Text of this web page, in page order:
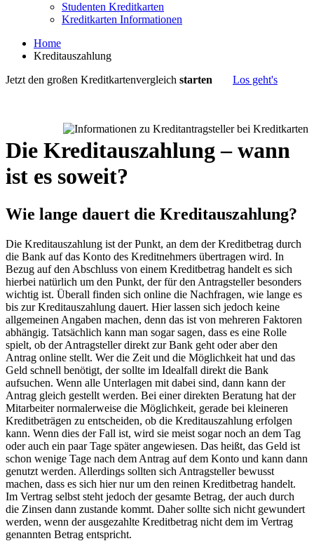
Studenten Kreditkarten
Kreditkarten Informationen
Home
Kreditauszahlung
Jetzt den großen Kreditkartenvergleich starten Los geht's
Die Kreditauszahlung – wann
ist es soweit?
Wie lange dauert die Kreditauszahlung?
Die Kreditauszahlung ist der Punkt, an dem der Kreditbetrag durch
die Bank auf das Konto des Kreditnehmers übertragen wird. In
Bezug auf den Abschluss von einem Kreditbetrag handelt es sich
hierbei natürlich um den Punkt, der für den Antragsteller besonders
wichtig ist. Überall finden sich online die Nachfragen, wie lange es
bis zur Kreditauszahlung dauert. Hier lassen sich jedoch keine
allgemeinen Angaben machen, denn das ist von mehreren Faktoren
abhängig. Tatsächlich kann man sogar sagen, dass es eine Rolle
spielt, ob der Antragsteller direkt zur Bank geht oder aber den
Antrag online stellt. Wer die Zeit und die Möglichkeit hat und das
Geld schnell benötigt, der sollte im Idealfall direkt die Bank
aufsuchen. Wenn alle Unterlagen mit dabei sind, dann kann der
Antrag gleich gestellt werden. Bei einer direkten Beratung hat der
Mitarbeiter normalerweise die Möglichkeit, gerade bei kleineren
Kreditbeträgen zu entscheiden, ob die Kreditauszahlung erfolgen
kann. Wenn dies der Fall ist, wird sie meist sogar noch an dem Tag
oder auch ein paar Tage später angewiesen. Das heißt, das Geld ist
schon wenige Tage nach dem Antrag auf dem Konto und kann dann
genutzt werden. Allerdings sollten sich Antragsteller bewusst
machen, dass es sich hier nur um den reinen Kreditbetrag handelt.
Im Vertrag selbst steht jedoch der gesamte Betrag, der auch durch
die Zinsen dann zustande kommt. Daher sollte sich nicht gewundert
werden, wenn der ausgezahlte Kreditbetrag nicht dem im Vertrag
genannten Betrag entspricht.